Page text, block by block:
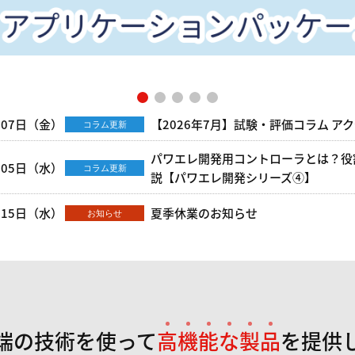
日（金） コラム更新 【2026年7月】試験・評価コラム ア
日（水） コラム更新
パワエレ開発用コントローラとは？
説【パワエレ開発シリーズ④】
日（水） お知らせ 夏季休業のお知らせ
の技術を使って高機能な製品を提供